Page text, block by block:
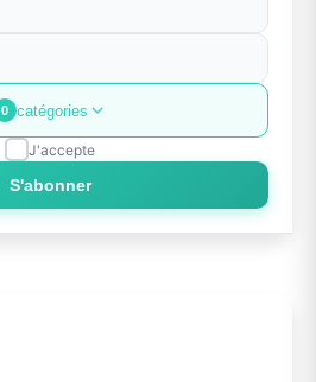
0 catégories
J'accepte
S'abonner